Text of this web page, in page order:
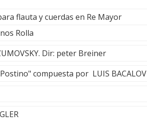
flauta y cuerdas en Re Mayor
Rolla
Dir: peter Breiner
compuesta por LUIS BACALOV